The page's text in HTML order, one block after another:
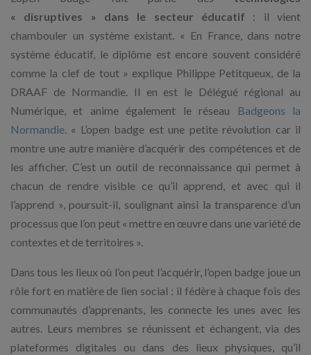
« disruptives » dans le secteur éducatif : il vient
chambouler un système existant. « En France, dans notre
système éducatif, le diplôme est encore souvent considéré
comme la clef de tout » explique Philippe Petitqueux, de la
DRAAF de Normandie. Il en est le Délégué régional au
Numérique, et anime également le réseau Badgeons la
Normandie. « L’open badge est une petite révolution car il
montre une autre manière d’acquérir des compétences et de
les afficher. C’est un outil de reconnaissance qui permet à
chacun de rendre visible ce qu’il apprend, et avec qui il
l’apprend », poursuit-il, soulignant ainsi la transparence d’un
processus que l’on peut « mettre en œuvre dans une variété de
contextes et de territoires ».
Dans tous les lieux où l’on peut l’acquérir, l’open badge joue un
rôle fort en matière de lien social : il fédère à chaque fois des
communautés d’apprenants, les connecte les unes avec les
autres. Leurs membres se réunissent et échangent, via des
plateformes digitales ou dans des lieux physiques, qu’il